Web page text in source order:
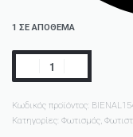
1 ΣΕ ΑΠΌΘΕΜΑ
Κωδικός προϊόντος:
Κατηγορίες: Φωτισμός,